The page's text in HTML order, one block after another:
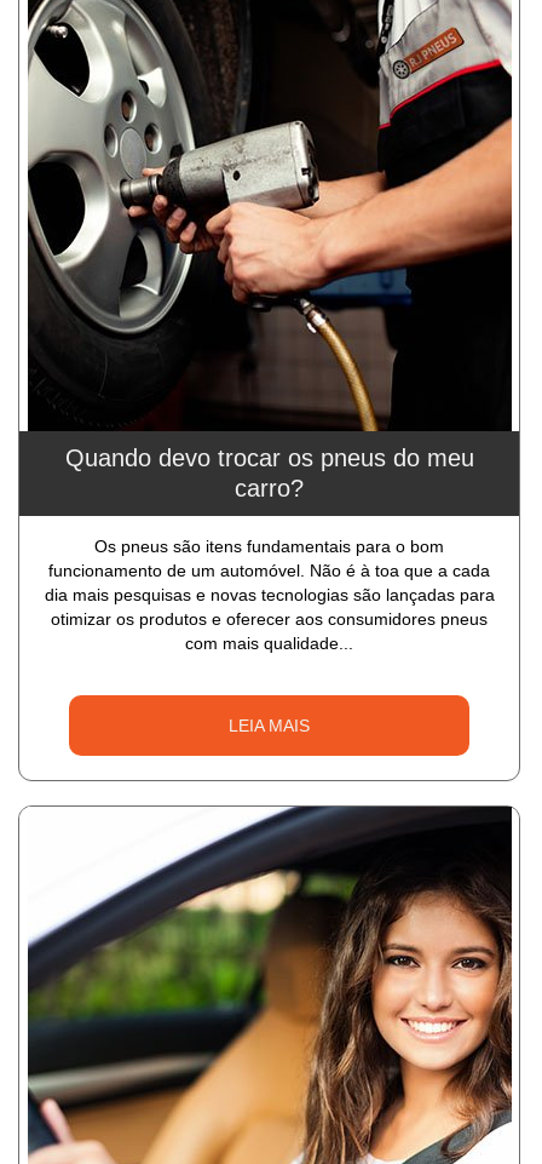
Quando devo trocar os pneus do meu
carro?
Os pneus são itens fundamentais para o bom
funcionamento de um automóvel. Não é à toa que a cada
dia mais pesquisas e novas tecnologias são lançadas para
otimizar os produtos e oferecer aos consumidores pneus
com mais qualidade...
LEIA MAIS